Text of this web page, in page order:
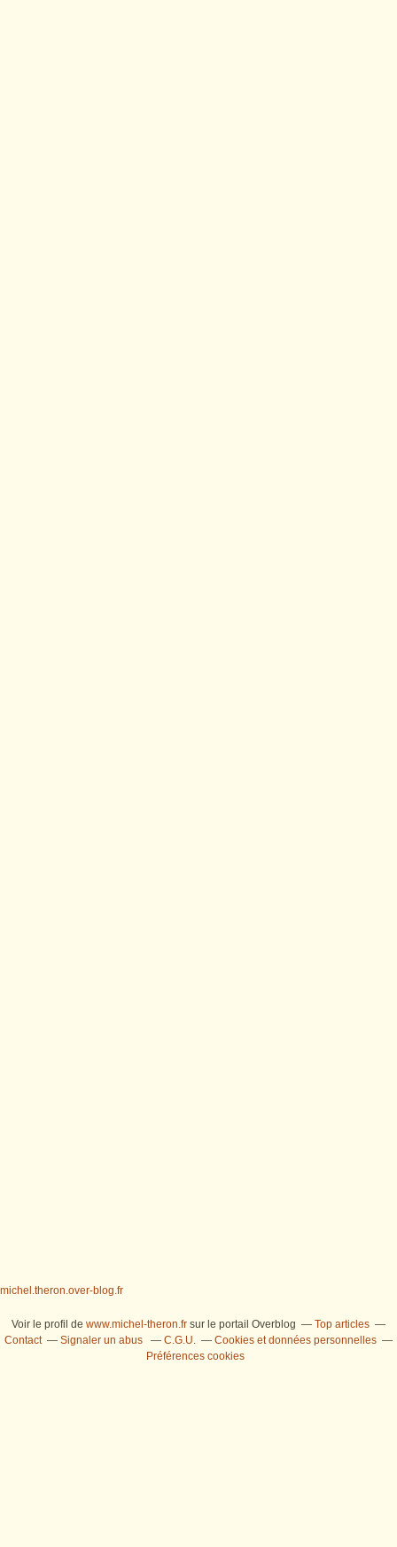
michel.theron.over-blog.fr
Voir le profil de www.michel-theron.fr sur le portail Overblog
Top articles
Contact
Signaler un abus C.G.U.
Cookies et données personnelles
Préférences cookies